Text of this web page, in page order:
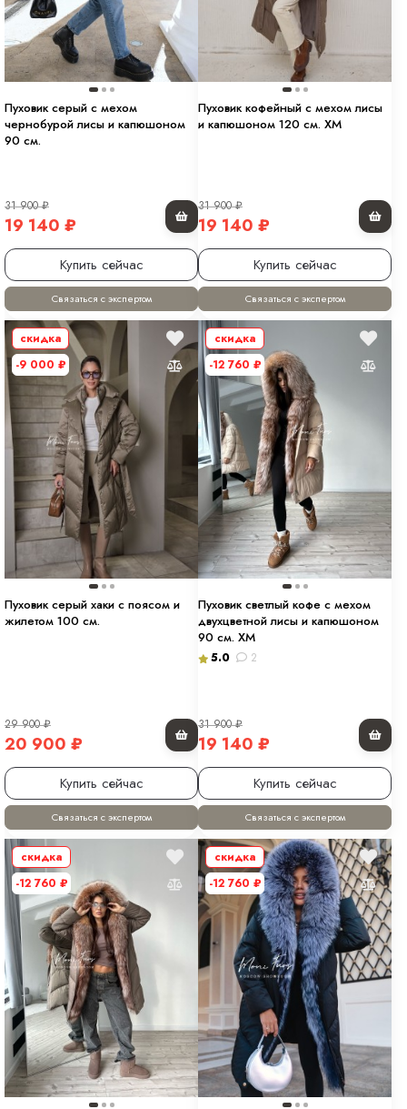
Пуховик серый с мехом
чернобурой лисы и капюшоном
90 см.
31 900₽
19 140 ₽
Купить сейчас
Связаться с экспертом
Пуховик кофейный с мехом лисы
и капюшоном 120 см. ХМ
31 900₽
19 140 ₽
Купить сейчас
Связаться с экспертом
скидка
-9 000 ₽
Пуховик серый хаки с поясом и
жилетом 100 см.
29 900₽
20 900 ₽
Купить сейчас
Связаться с экспертом
скидка
-12 760 ₽
Пуховик светлый кофе с мехом
двухцветной лисы и капюшоном
90 см. ХМ
5.0 2
31 900₽
19 140 ₽
Купить сейчас
Связаться с экспертом
скидка
-12 760 ₽
скидка
-12 760 ₽